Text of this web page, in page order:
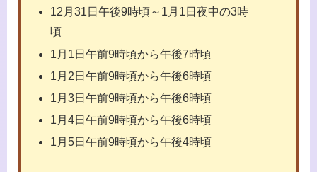
12月31日午後9時頃～1月1日夜中の3時
頃
1月1日午前9時頃から午後7時頃
1月2日午前9時頃から午後6時頃
1月3日午前9時頃から午後6時頃
1月4日午前9時頃から午後6時頃
1月5日午前9時頃から午後4時頃